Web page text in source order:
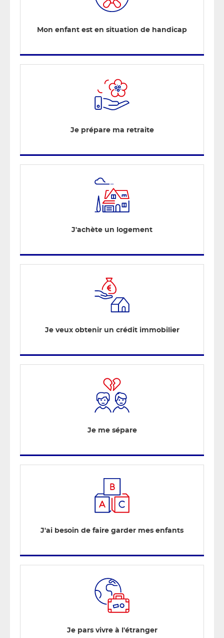
Mon enfant est en situation de handicap
Je prépare ma retraite
J'achète un logement
Je veux obtenir un crédit immobilier
Je me sépare
J'ai besoin de faire garder mes enfants
Je pars vivre à l'étranger